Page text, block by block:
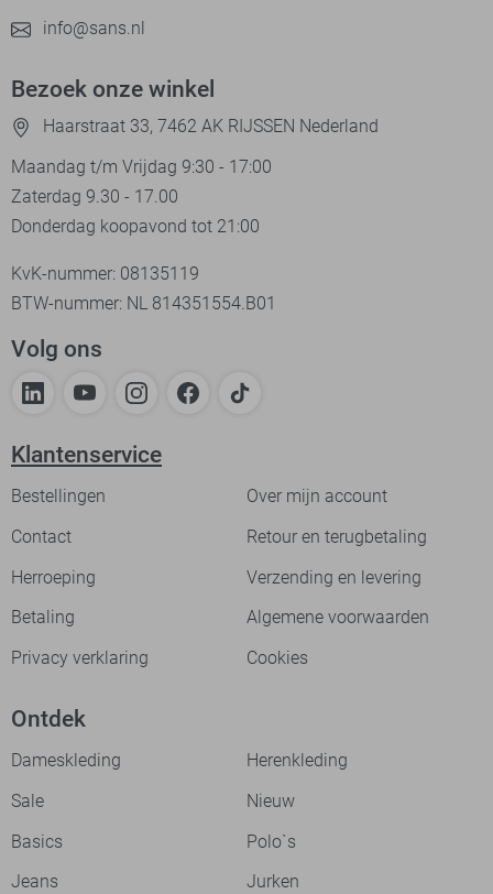
info@sans.nl
Bezoek onze winkel
Haarstraat 33, 7462 AK RIJSSEN Nederland
Maandag t/m Vrijdag 9:30 - 17:00
Zaterdag 9.30 - 17.00
Donderdag koopavond tot 21:00
KvK-nummer: 08135119
BTW-nummer: NL 814351554.B01
Volg ons
Klantenservice
Bestellingen
Over mijn account
Contact
Retour en terugbetaling
Herroeping
Verzending en levering
Betaling
Algemene voorwaarden
Privacy verklaring
Cookies
Ontdek
Dameskleding
Herenkleding
Sale
Nieuw
Basics
Polo`s
Jeans
Jurken